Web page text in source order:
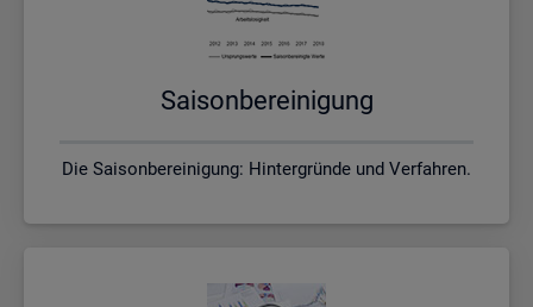
Sai­son­be­rei­ni­gung
Die Saisonbereinigung: Hintergründe und Verfahren.